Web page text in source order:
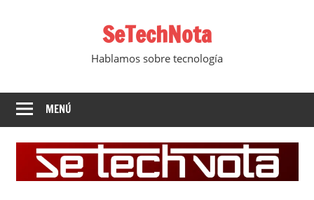
SeTechNota
Hablamos sobre tecnología
MENÚ